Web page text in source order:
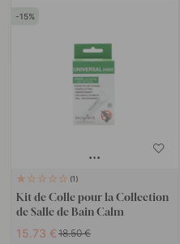
15
1
Kit de Colle pour la Collection
de Salle de Bain Calm
15.73 € 18.50 €